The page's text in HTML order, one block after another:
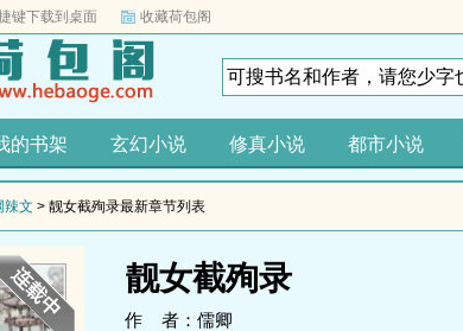
键下载到桌面 收藏荷包阁
的书架 玄幻小说 修真小说 都市小说
辣文 > 靓女截殉录最新章节列表
靓女截殉录
作 者：儒卿